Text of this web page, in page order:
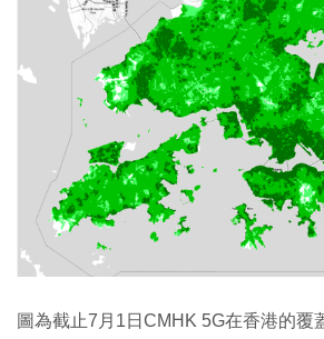
圖為截止7月1日CMHK 5G在香港的覆